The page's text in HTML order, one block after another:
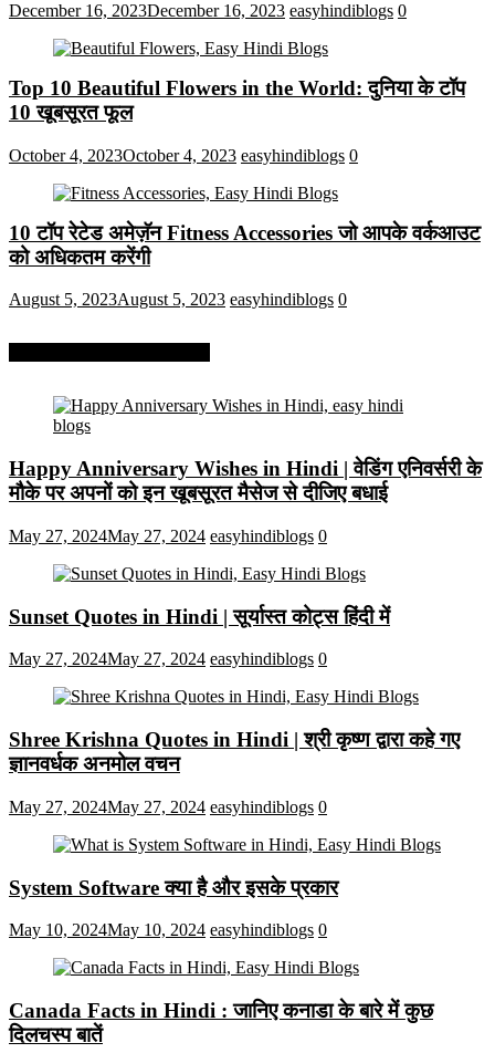
December 16, 2023December 16, 2023 easyhindiblogs 0
Top 10 Beautiful Flowers in the World: दुनिया के टॉप
10 खूबसूरत फूल
October 4, 2023October 4, 2023 easyhindiblogs 0
10 टॉप रेटेड अमेज़ॅन Fitness Accessories जो आपके वर्कआउट
को अधिकतम करेंगी
August 5, 2023August 5, 2023 easyhindiblogs 0
Happy Anniversary Wishes in Hindi | वेडिंग एनिवर्सरी के
मौके पर अपनों को इन खूबसूरत मैसेज से दीजिए बधाई
May 27, 2024May 27, 2024 easyhindiblogs 0
Sunset Quotes in Hindi | सूर्यास्त कोट्स हिंदी में
May 27, 2024May 27, 2024 easyhindiblogs 0
Shree Krishna Quotes in Hindi | श्री कृष्ण द्वारा कहे गए
ज्ञानवर्धक अनमोल वचन
May 27, 2024May 27, 2024 easyhindiblogs 0
System Software क्या है और इसके प्रकार
May 10, 2024May 10, 2024 easyhindiblogs 0
Canada Facts in Hindi : जानिए कनाडा के बारे में कुछ
दिलचस्प बातें